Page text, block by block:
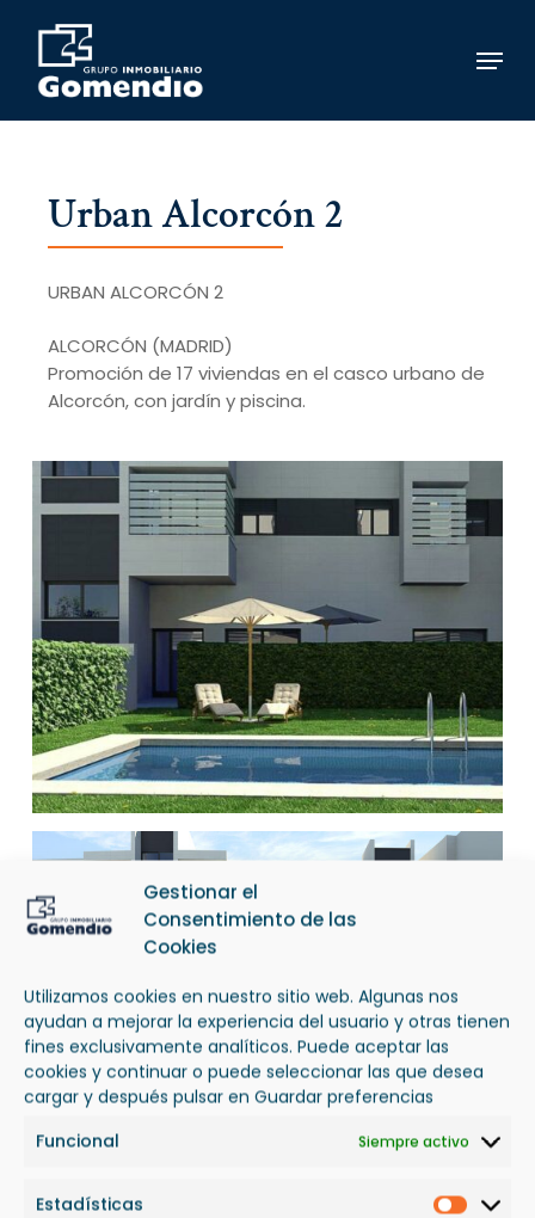
Gestionar el
Consentimiento de las
Cookies
Utilizamos cookies en nuestro sitio web. Algunas nos
ayudan a mejorar la experiencia del usuario y otras tienen
fines exclusivamente analíticos. Puede aceptar las
cookies y continuar o puede seleccionar las que desea
cargar y después pulsar en Guardar preferencias
Funcional
Siempre activo
Estadísticas
main
content
Menu
Urban Alcorcón 2
URBAN ALCORCÓN 2
ALCORCÓN (MADRID)
Promoción de 17 viviendas en el casco urbano de
Alcorcón, con jardín y piscina.